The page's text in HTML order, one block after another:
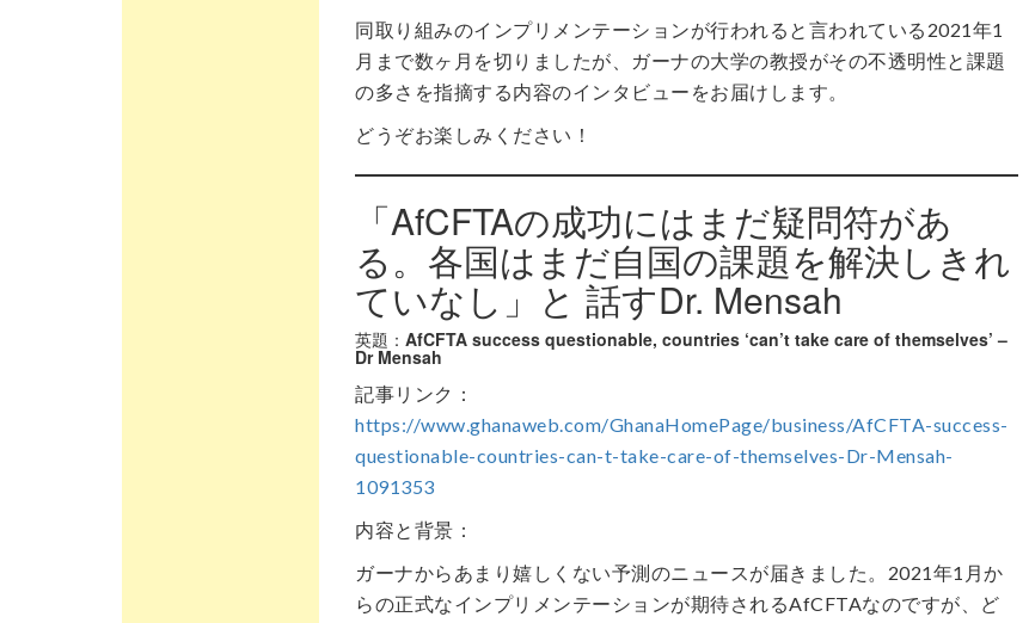
同取り組みのインプリメンテーションが行われると言われている2021年1
月まで数ヶ月を切りましたが、ガーナの大学の教授がその不透明性と課題
の多さを指摘する内容のインタビューをお届けします。
どうぞお楽しみください！
「AfCFTAの成功にはまだ疑問符があ
る。各国はまだ自国の課題を解決しきれ
ていなし」と 話すDr. Mensah
英題： AfCFTA success questionable, countries ‘can’t take care of themselves’ –
Dr Mensah
記事リンク：
https://www.ghanaweb.com/GhanaHomePage/business/AfCFTA-success-
questionable-countries-can-t-take-care-of-themselves-Dr-Mensah-
1091353
内容と背景：
ガーナからあまり嬉しくない予測のニュースが届きました。2021年1月か
らの正式なインプリメンテーションが期待されるAfCFTAなのですが、ど